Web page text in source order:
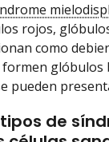
rojos,
como
glóbulos
pueden
de